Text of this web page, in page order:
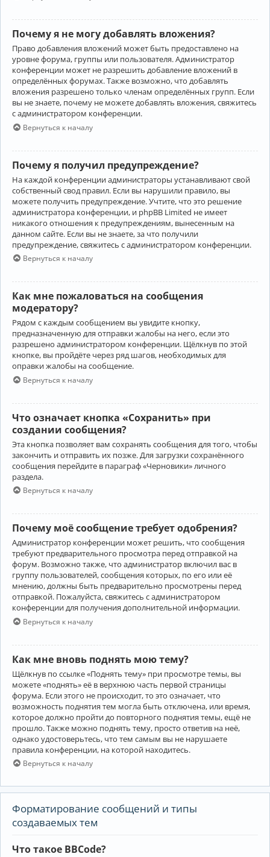
Почему я не могу добавлять вложения?
Право добавления вложений может быть предоставлено на
уровне форума, группы или пользователя. Администратор
конференции может не разрешить добавление вложений в
определённых форумах. Также возможно, что добавлять
вложения разрешено только членам определённых групп. Если
вы не знаете, почему не можете добавлять вложения, свяжитесь
с администратором конференции.
Вернуться к началу
Почему я получил предупреждение?
На каждой конференции администраторы устанавливают свой
собственный свод правил. Если вы нарушили правило, вы
можете получить предупреждение. Учтите, что это решение
администратора конференции, и phpBB Limited не имеет
никакого отношения к предупреждениям, вынесенным на
данном сайте. Если вы не знаете, за что получили
предупреждение, свяжитесь с администратором конференции.
Вернуться к началу
Как мне пожаловаться на сообщения
модератору?
Рядом с каждым сообщением вы увидите кнопку,
предназначенную для отправки жалобы на него, если это
разрешено администратором конференции. Щёлкнув по этой
кнопке, вы пройдёте через ряд шагов, необходимых для
оправки жалобы на сообщение.
Вернуться к началу
Что означает кнопка «Сохранить» при
создании сообщения?
Эта кнопка позволяет вам сохранять сообщения для того, чтобы
закончить и отправить их позже. Для загрузки сохранённого
сообщения перейдите в параграф «Черновики» личного
раздела.
Вернуться к началу
Почему моё сообщение требует одобрения?
Администратор конференции может решить, что сообщения
требуют предварительного просмотра перед отправкой на
форум. Возможно также, что администратор включил вас в
группу пользователей, сообщения которых, по его или её
мнению, должны быть предварительно просмотрены перед
отправкой. Пожалуйста, свяжитесь с администратором
конференции для получения дополнительной информации.
Вернуться к началу
Как мне вновь поднять мою тему?
Щёлкнув по ссылке «Поднять тему» при просмотре темы, вы
можете «поднять» её в верхнюю часть первой страницы
форума. Если этого не происходит, то это означает, что
возможность поднятия тем могла быть отключена, или время,
которое должно пройти до повторного поднятия темы, ещё не
прошло. Также можно поднять тему, просто ответив на неё,
однако удостоверьтесь, что тем самым вы не нарушаете
правила конференции, на которой находитесь.
Вернуться к началу
Форматирование сообщений и типы
создаваемых тем
Что такое BBCode?